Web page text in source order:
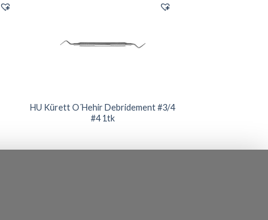
HU Kürett O´Hehir Debridement #3/4
#4 1tk